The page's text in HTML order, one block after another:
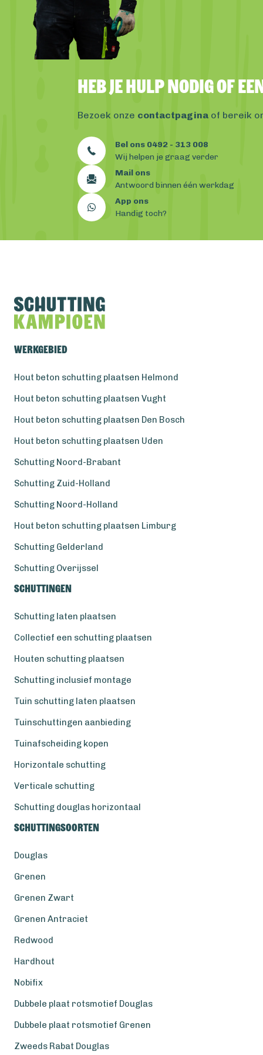
Heb je hulp nodig of
Bezoek onze contactpagina of bereik
Bel ons 0492 - 313 008
Wij helpen je graag verder
Mail ons
Antwoord binnen één werkdag
App ons
Handig toch?
Werkgebied
Hout beton schutting plaatsen Helmond
Hout beton schutting plaatsen Vught
Hout beton schutting plaatsen Den Bosch
Hout beton schutting plaatsen Uden
Schutting Noord-Brabant
Schutting Zuid-Holland
Schutting Noord-Holland
Hout beton schutting plaatsen Limburg
Schutting Gelderland
Schutting Overijssel
Schuttingen
Schutting laten plaatsen
Collectief een schutting plaatsen
Houten schutting plaatsen
Schutting inclusief montage
Tuin schutting laten plaatsen
Tuinschuttingen aanbieding
Tuinafscheiding kopen
Horizontale schutting
Verticale schutting
Schutting douglas horizontaal
Schuttingsoorten
Douglas
Grenen
Grenen Zwart
Grenen Antraciet
Redwood
Hardhout
Nobifix
Dubbele plaat rotsmotief Douglas
Dubbele plaat rotsmotief Grenen
Zweeds Rabat Douglas